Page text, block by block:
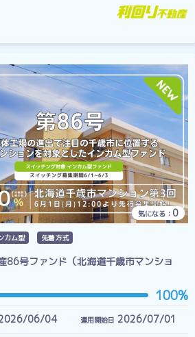
気になる： 0
カム型 先着方式
86号ファンド（北海道千歳市マンショ
100%
06/04 運用開始日 2026/07/01